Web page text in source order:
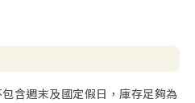
含週末及國定假日，庫存足夠為